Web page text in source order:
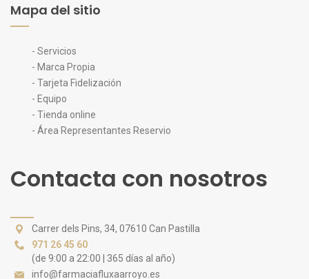
Mapa del sitio
- Servicios
- Marca Propia
- Tarjeta Fidelización
- Equipo
- Tienda online
- Área Representantes Reservio
Contacta con nosotros
Carrer dels Pins, 34, 07610 Can Pastilla
971 26 45 60
(de 9:00 a 22:00 | 365 días al año)
info@farmaciafluxaarroyo.es